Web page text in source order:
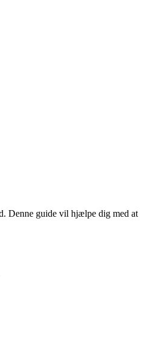
Denne guide vil hjælpe dig med at